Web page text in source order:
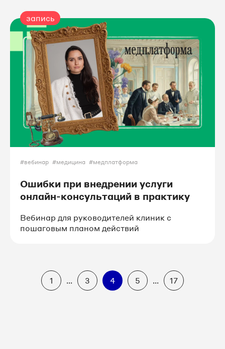
запись
#вебинар #медицина #медплатформа
Ошибки при внедрении услуги
онлайн-консультаций в практику
Вебинар для руководителей клиник с
пошаговым планом действий
1 ... 3 4 5 ... 17